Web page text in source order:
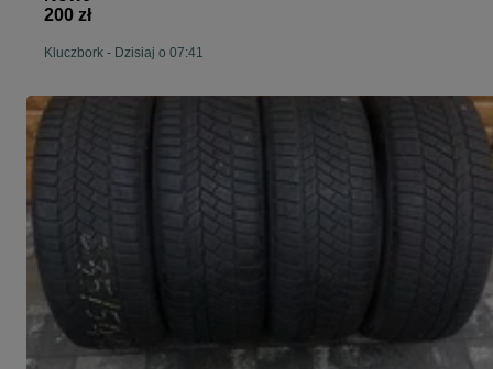
200 zł
Kluczbork - Dzisiaj o 07:41